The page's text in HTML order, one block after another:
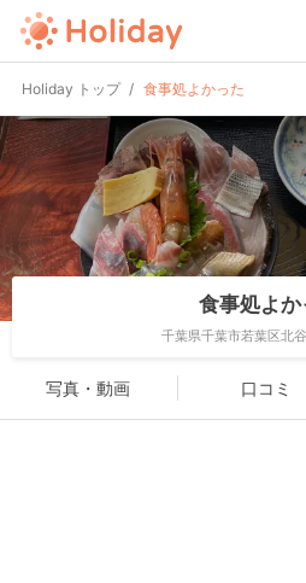
Holiday トップ 食事処よかった
食事処よか
千葉県千葉市若葉区北
写真・動画 口コミ